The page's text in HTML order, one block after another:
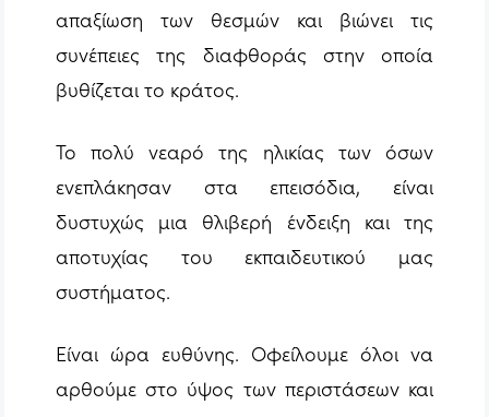
απαξίωση των θεσμών και βιώνει τις
συνέπειες της διαφθοράς στην οποία
βυθίζεται το κράτος.
Το πολύ νεαρό της ηλικίας των όσων
ενεπλάκησαν στα επεισόδια, είναι
δυστυχώς μια θλιβερή ένδειξη και της
αποτυχίας του εκπαιδευτικού μας
συστήματος.
Είναι ώρα ευθύνης. Οφείλουμε όλοι να
αρθούμε στο ύψος των περιστάσεων και